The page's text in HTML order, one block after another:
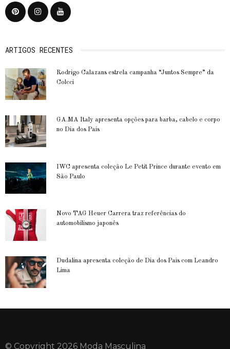
ARTIGOS RECENTES
Rodrigo Calazans estrela campanha “Juntos Sempre” da
Colcci
GA.MA Italy apresenta opções para barba, cabelo e corpo
no Dia dos Pais
IWC apresenta coleção Le Petit Prince durante evento em
São Paulo
Novo TAG Heuer Carrera traz referências do
automobilismo japonês
Dudalina apresenta coleção de Dia dos Pais com Leandro
Lima
© Copyright 2026 Moda Masculina